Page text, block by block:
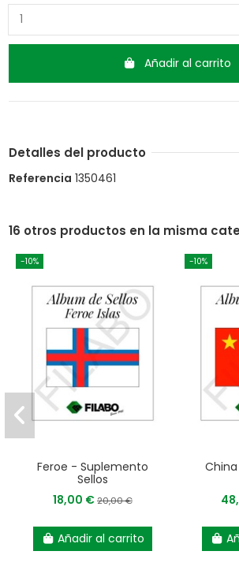
Añadir al carrito
Detalles del producto
Referencia 1350461
16 otros productos en la misma
-10%
Feroe - Suplemento
Sellos
18,00 €20,00 €
Añadir al carrito
-10%